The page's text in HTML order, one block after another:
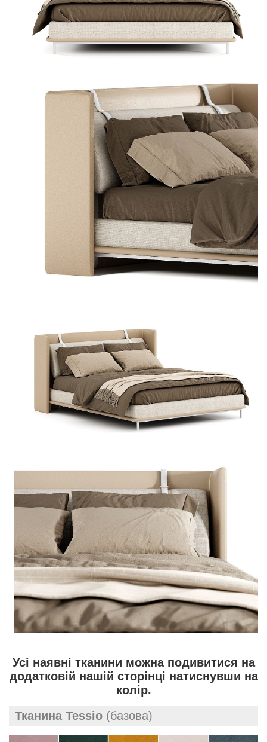
Усі наявні тканини можна подивитися на
додатковій нашій сторінці натиснувши на
колір.
Тканина Tessio (базова)